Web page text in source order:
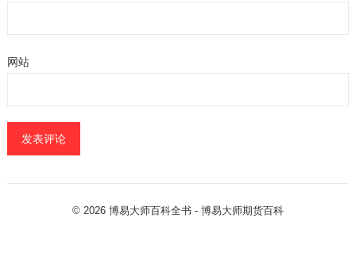
网站
© 2026 博易大师百科全书 - 博易大师期货百科